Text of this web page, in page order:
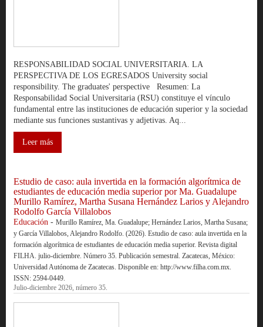
RESPONSABILIDAD SOCIAL UNIVERSITARIA. LA
PERSPECTIVA DE LOS EGRESADOS University social
responsibility. The graduates' perspective Resumen: La
Responsabilidad Social Universitaria (RSU) constituye el vínculo
fundamental entre las instituciones de educación superior y la sociedad
mediante sus funciones sustantivas y adjetivas. Aq...
Leer más
Estudio de caso: aula invertida en la formación algorítmica de
estudiantes de educación media superior por Ma. Guadalupe
Murillo Ramírez, Martha Susana Hernández Larios y Alejandro
Rodolfo García Villalobos
Educación - Murillo Ramírez, Ma. Guadalupe; Hernández Larios, Martha Susana;
y García Villalobos, Alejandro Rodolfo. (2026). Estudio de caso: aula invertida en la
formación algorítmica de estudiantes de educación media superior. Revista digital
FILHA. julio-diciembre. Número 35. Publicación semestral. Zacatecas, México:
Universidad Autónoma de Zacatecas. Disponible en: http://www.filha.com.mx.
ISSN: 2594-0449.
Julio-diciembre 2026, número 35.